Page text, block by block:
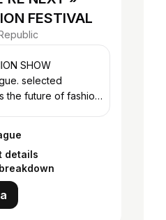
FESTIVAL
SHOW
selected
the future of fashion
details